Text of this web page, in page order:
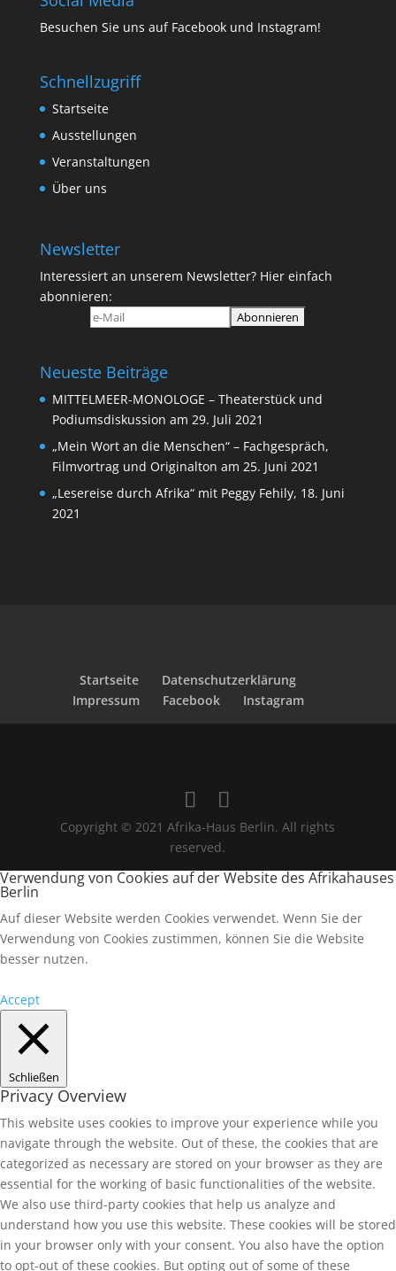
Besuchen Sie uns auf Facebookund Instagram!
Schnellzugriff
Startseite
Ausstellungen
Veranstaltungen
Über uns
Newsletter
Interessiert an unserem Newsletter? Hier einfach
abonnieren:
Neueste Beiträge
MITTELMEER-MONOLOGE – Theaterstück und
Podiumsdiskussion am 29. Juli 2021
„Mein Wort an die Menschen“ – Fachgespräch,
Filmvortrag und Originalton am 25. Juni 2021
„Lesereise durch Afrika“ mit Peggy Fehily, 18. Juni
2021
Startseite
Datenschutzerklärung
Impressum
Facebook Instagram
Copyright © 2021 Afrika-Haus Berlin. All rights
reserved.
Verwendung von Cookies auf der Website des Afrikahauses
Berlin
Auf dieser Website werden Cookies verwendet. Wenn Sie der
Verwendung von Cookies zustimmen, können Sie die Website
besser nutzen.
Accept
Schließen
Privacy Overview
This website uses cookies to improve your experience while you
navigate through the website. Out of these, the cookies that are
categorized as necessary are stored on your browser as they are
essential for the working of basic functionalities of the website.
We also use third-party cookies that help us analyze and
understand how you use this website. These cookies will be stored
in your browser only with your consent. You also have the option
to opt-out of these cookies. But opting out of some of these